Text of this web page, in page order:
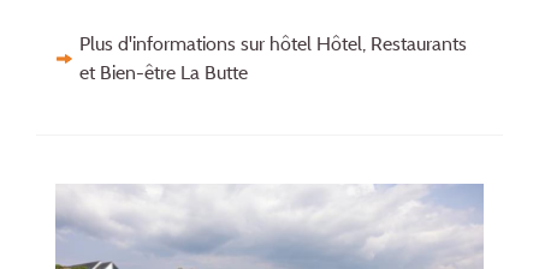
Plus d'informations sur hôtel Hôtel, Restaurants
et Bien-être La Butte